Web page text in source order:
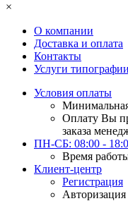
×
О компании
Доставка и оплата
Контакты
Услуги типографии
Условия оплаты
Оплату Вы
заказа
ПН-СБ: 08:00 -
Время
Клиент-центр
Регистрация
Авторизация